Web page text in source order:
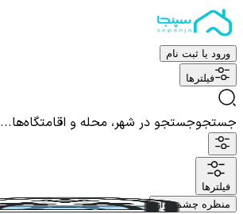
ورود یا ثبت نام
فیلترها
جستجوجستجو در شهر، محله و اقامتگاه‌ها...
فیلترها
منظره چشم نواز